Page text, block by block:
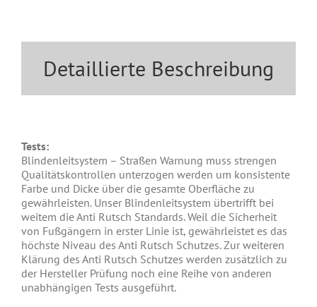
Detaillierte Beschreibung
Tests:
Blindenleitsystem – Straßen Warnung muss strengen
Qualitätskontrollen unterzogen werden um konsistente
Farbe und Dicke über die gesamte Oberfläche zu
gewährleisten. Unser Blindenleitsystem übertrifft bei
weitem die Anti Rutsch Standards. Weil die Sicherheit
von Fußgängern in erster Linie ist, gewährleistet es das
höchste Niveau des Anti Rutsch Schutzes. Zur weiteren
Klärung des Anti Rutsch Schutzes werden zusätzlich zu
der Hersteller Prüfung noch eine Reihe von anderen
unabhängigen Tests ausgeführt.